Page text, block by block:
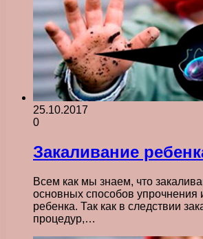
25.10.2017
0
Закаливание
Всем как мы знаем, что
основных способов упрочнения
ребенка. Так как в следствии
процедур,…